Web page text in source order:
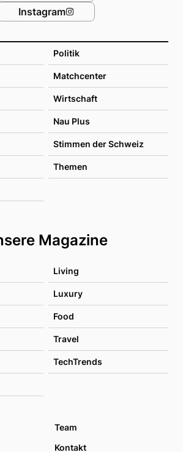
Politik
Matchcenter
Wirtschaft
Nau Plus
Stimmen der Schweiz
Themen
Magazine
Living
Luxury
Food
Travel
TechTrends
Instagram
Team
Kontakt